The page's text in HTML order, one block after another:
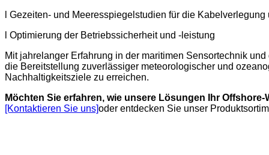
l Gezeiten- und Meeresspiegelstudien für die
l Optimierung der Betriebssicherheit und -leistung
Mit jahrelanger Erfahrung in der maritimen Sensortechnik
die Bereitstellung zuverlässiger meteorologischer und
Nachhaltigkeitsziele zu erreichen.
Möchten Sie erfahren, wie unsere Lösungen Ihr
[Kontaktieren Sie uns]oder entdecken Sie unser